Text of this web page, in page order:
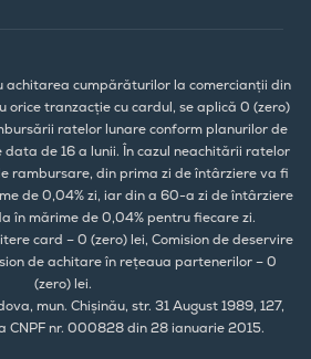
achitarea cumpărăturilor la comercianții din
orice tranzacție cu cardul, se aplică 0 (zero)
ratelor lunare conform planurilor de
de 16 a lunii. În cazul neachitării ratelor
rambursare, din prima zi de întârziere va fi
de 0,04% zi, iar din a 60-a zi de întârziere
în mărime de 0,04% pentru fiecare zi.
card – 0 (zero) lei, Comision de deservire
de achitare în rețeaua partenerilor – 0
(zero) lei.
mun. Chișinău, str. 31 August 1989, 127,
CNPF nr. 000828 din 28 ianuarie 2015.